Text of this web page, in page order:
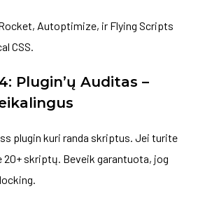
Autoptimize, ir Flying Scripts
CSS.
Plugin’ų Auditas –
plugin kuri randa skriptus. Jei turite
20+ skriptų. Beveik garantuota, jog